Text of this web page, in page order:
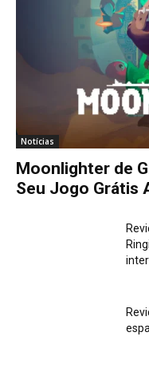
Notícias
Moonlighter de
Seu Jogo Grátis